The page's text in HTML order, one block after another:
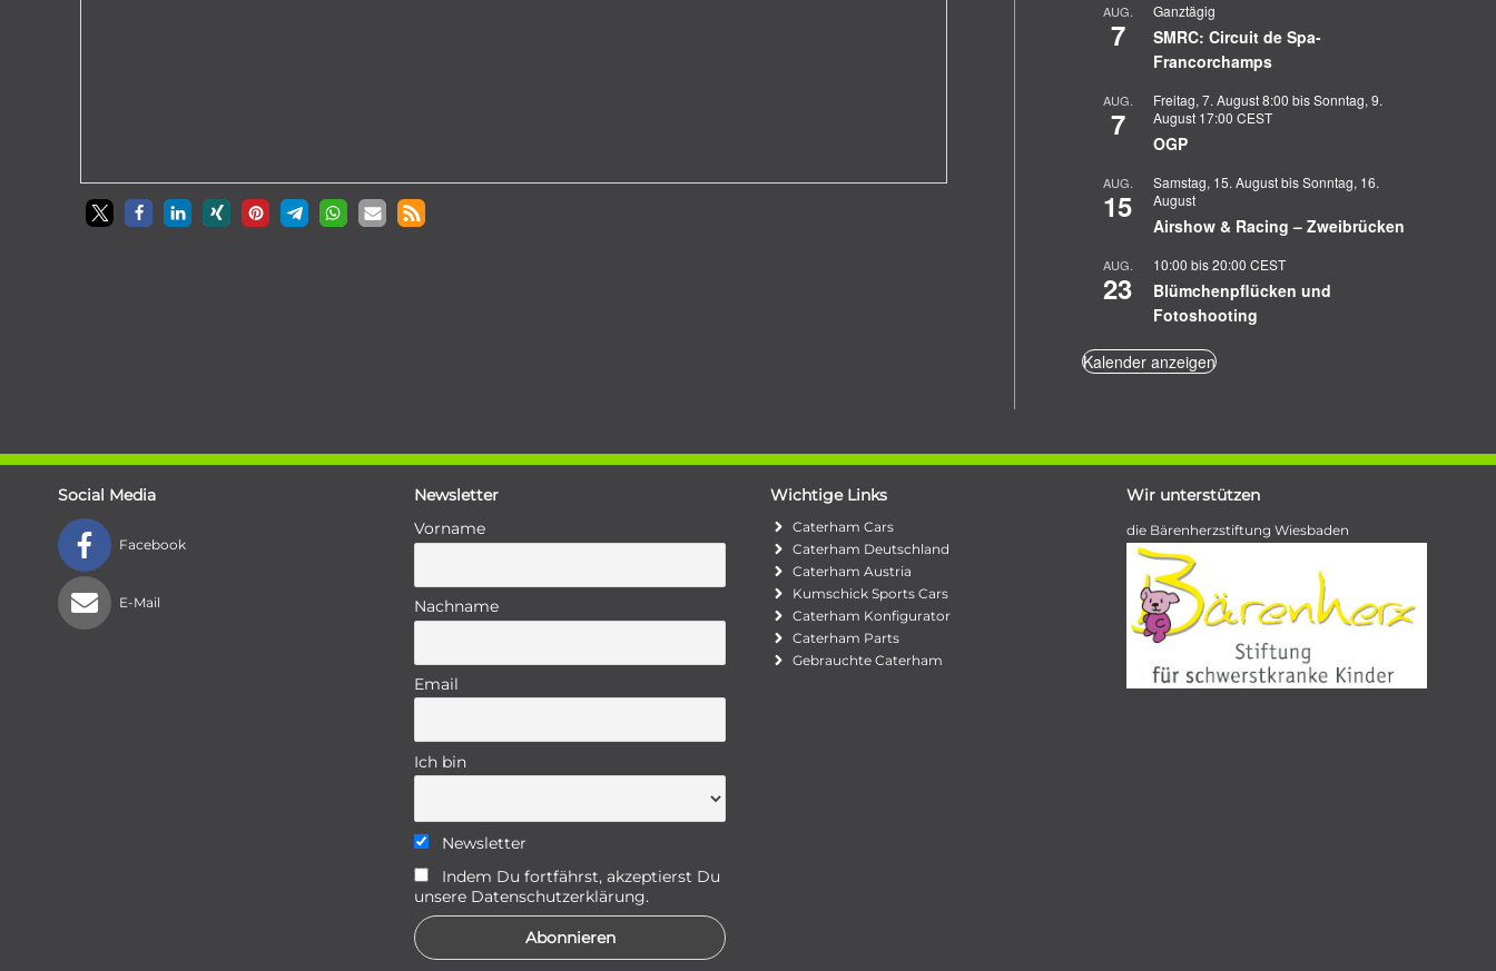
AUG.
7
Ganztägig
SMRC: Circuit de Spa-
Francorchamps
AUG.
7
Freitag, 7. August 8:00 bisSonntag, 9.
August 17:00 CEST
OGP
AUG.
15
Samstag, 15. AugustbisSonntag, 16.
August
Airshow & Racing – Zweibrücken
AUG.
23
10:00 bis20:00 CEST
Blümchenpflücken und
Fotoshooting
Kalender anzeigen
Social Media
Facebook
E-Mail
Newsletter
Vorname
Nachname
Email
Ich bin
Newsletter
Indem Du fortfährst, akzeptierst Du
unsere Datenschutzerklärung.
Wichtige Links
Caterham Cars
Caterham Deutschland
Caterham Austria
Kumschick Sports Cars
Caterham Konfigurator
Caterham Parts
Gebrauchte Caterham
Wir unterstützen
die Bärenherzstiftung Wiesbaden